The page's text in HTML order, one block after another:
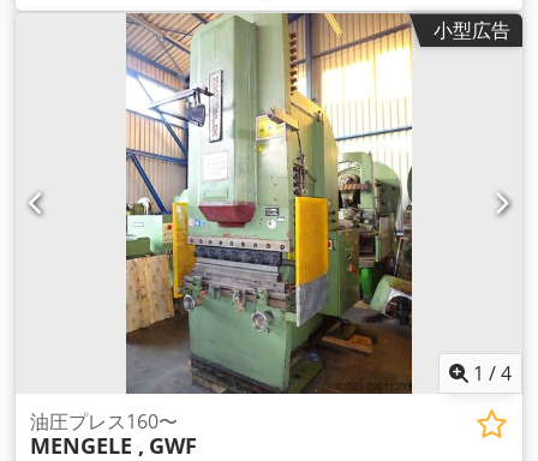
小型広告
1 /4
油圧プレス160〜
MENGELE , GWF